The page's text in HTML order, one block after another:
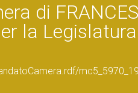
di
la